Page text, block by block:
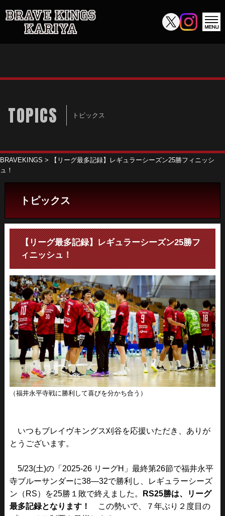
TOPICS トピックス
BRAVEKINGS >
【リーグ最多記録】レギュラーシーズン25勝フィニッシ
ュ！
トピックス
【リーグ最多記録】レギュラーシーズン25勝フ
ィニッシュ！
（福井永平寺戦に勝利して喜びを分かち合う）
いつもブレイヴキングス刈谷を応援いただき、ありが
とうございます。
5/23(土)の「2025-26 リーグH」最終第26節で福井永平
寺ブルーサンダーに38―32で勝利し、レギュラーシーズ
ン（RS）を25勝１敗で終えました。
RS25勝は、リーグ
最多記録となります！
この勢いで、７年ぶり２度目の